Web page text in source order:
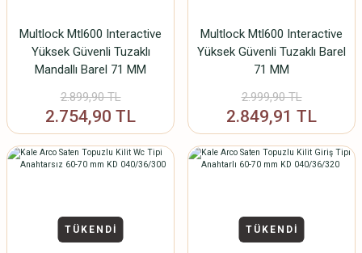
Multlock Mtl600 Interactive
Yüksek Güvenli Tuzaklı
Mandallı Barel 71 MM
2.899,90 TL
2.754,90 TL
Multlock Mtl600 Interactive
Yüksek Güvenli Tuzaklı Barel
71 MM
2.999,90 TL
2.849,91 TL
TÜKENDİ TÜKENDİ